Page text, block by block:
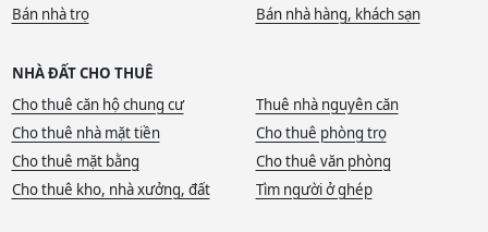
Bán nhà trọ
Bán nhà hàng, khách sạn
NHÀ ĐẤT CHO THUÊ
Cho thuê căn hộ chung cư
Thuê nhà nguyên căn
Cho thuê nhà mặt tiền
Cho thuê phòng trọ
Cho thuê mặt bằng
Cho thuê văn phòng
Cho thuê kho, nhà xưởng, đất
Tìm người ở ghép